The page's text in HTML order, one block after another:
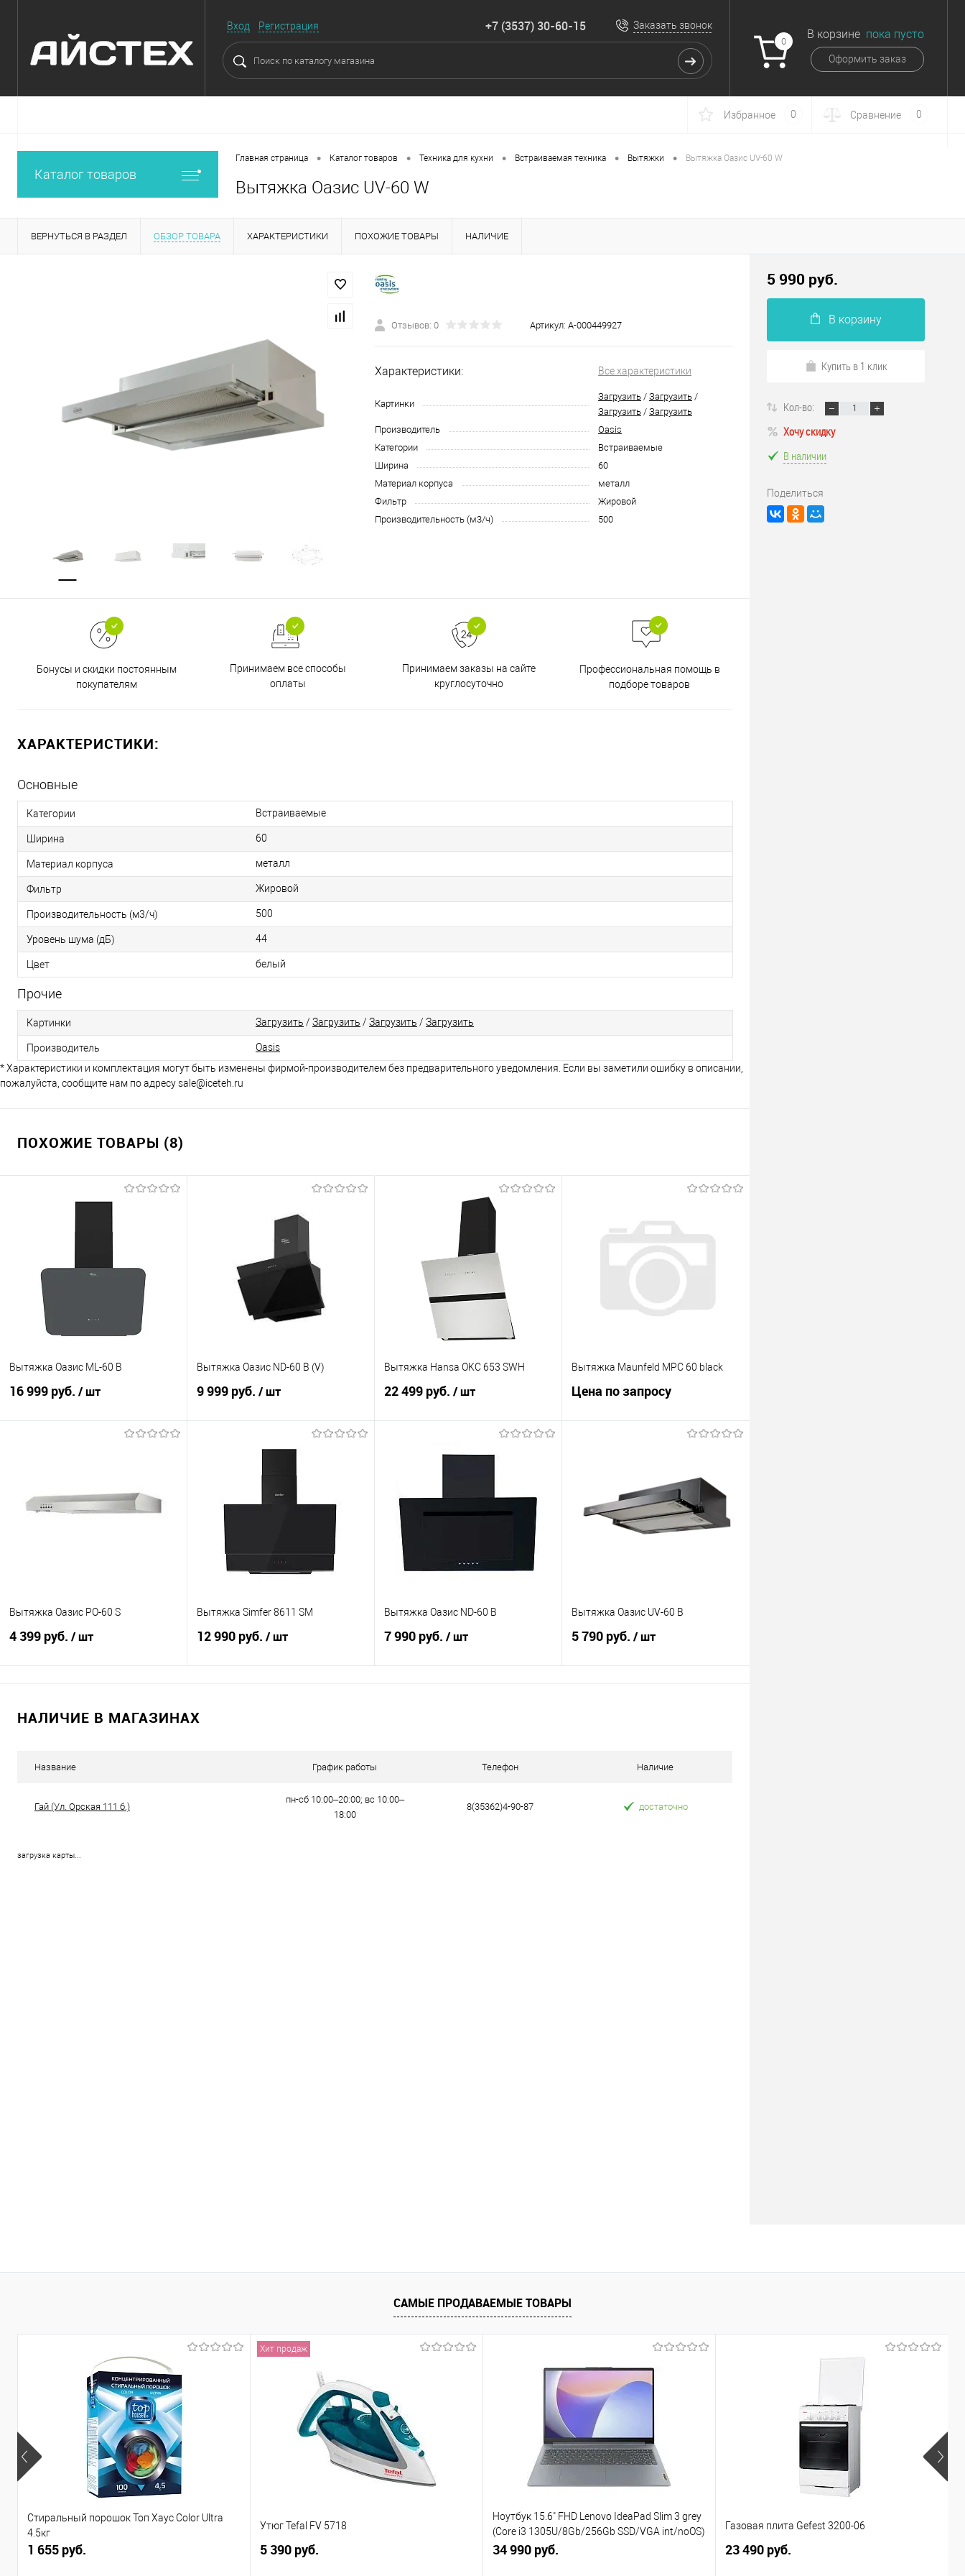
Вход Регистрация +7 (3537) 30-60-15 Заказать звонок
0
В корзине пока пусто
Оформить заказ
Избранное 0 Сравнение 0
Каталог товаров
Главная страница • Каталог товаров • Техника для кухни • Встраиваемая техника • Вытяжки • Вытяжка Оазис UV-60 W
Вытяжка Оазис UV-60 W
ВЕРНУТЬСЯ В РАЗДЕЛ ОБЗОР ТОВАРА ХАРАКТЕРИСТИКИ ПОХОЖИЕ ТОВАРЫ НАЛИЧИЕ
Отзывов: 0 Артикул: А-000449927
Характеристики: Все характеристики
Картинки
Загрузить / Загрузить /
Загрузить / Загрузить
Производитель
Oasis
Категории
Встраиваемые
Ширина
60
Материал корпуса
металл
Фильтр
Жировой
Производительность (м3/ч)
500
Бонусы и скидки постоянным
покупателям
Принимаем все способы
оплаты
Принимаем заказы на сайте
круглосуточно
Профессиональная помощь в
подборе товаров
ХАРАКТЕРИСТИКИ:
Основные
Категории Встраиваемые
Ширина 60
Материал корпуса металл
Фильтр Жировой
Производительность (м3/ч) 500
Уровень шума (дБ) 44
Цвет белый
Прочие
Картинки Загрузить / Загрузить / Загрузить / Загрузить
Производитель
Oasis
* Характеристики и комплектация могут быть изменены фирмой-производителем без предварительного уведомления. Если вы заметили ошибку в описании,
пожалуйста, сообщите нам по адресу sale@iceteh.ru
ПОХОЖИЕ ТОВАРЫ (8)
Вытяжка Оазис ML-60 B
16 999 руб. / шт
В избранное
В наличии
Вытяжка Оазис ND-60 B (V)
9 999 руб. / шт
В избранное
В наличии
Вытяжка Hansa OKC 653 SWH
22 499 руб. / шт
В избранное
Вытяжка Maunfeld MPC 60 black
Цена по запросу
Запросить цену
К сравнению
В избранное
В наличии
Вытяжка Оазис PO-60 S
4 399 руб. / шт
Купить в 1 клик
К сравнению
Вытяжка Simfer 8611 SM
12 990 руб. / шт
Вытяжка Оазис ND-60 B
7 990 руб. / шт
Вытяжка Оазис UV-60 B
5 790 руб. / шт
НАЛИЧИЕ В МАГАЗИНАХ
Название График работы Телефон Наличие
Гай (Ул. Орская 111 б.)
пн-сб 10:00–20:00; вс 10:00–
18:00
8(35362)4-90-87 достаточно
загрузка карты...
5 990 руб.
В корзину
Купить в 1 клик
Кол-во:
Хочу скидку
В наличии
Поделиться
САМЫЕ ПРОДАВАЕМЫЕ ТОВАРЫ
Стиральный порошок Топ Хаус Color Ultra
4.5кг
1 655 руб.
Хит продаж
Утюг Tefal FV 5718
5 390 руб.
Ноутбук 15.6" FHD Lenovo IdeaPad Slim 3 grey
(Core i3 1305U/8Gb/256Gb SSD/VGA int/noOS)
(82X7004BPS)
34 990 руб.
Газовая плита Gefest 3200-06
23 490 руб.